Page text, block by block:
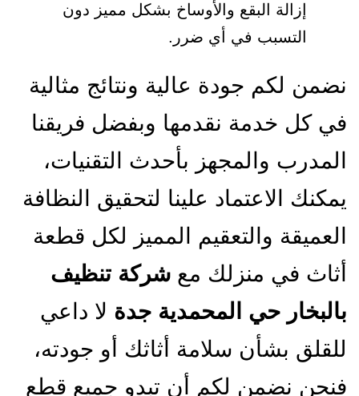
إزالة البقع والأوساخ بشكل مميز دون
التسبب في أي ضرر.
نضمن لكم جودة عالية ونتائج مثالية
في كل خدمة نقدمها وبفضل فريقنا
المدرب والمجهز بأحدث التقنيات،
يمكنك الاعتماد علينا لتحقيق النظافة
العميقة والتعقيم المميز لكل قطعة
أثاث في منزلك مع شركة تنظيف
بالبخار حي المحمدية جدة لا داعي
للقلق بشأن سلامة أثاثك أو جودته،
فنحن نضمن لكم أن تبدو جميع قطع